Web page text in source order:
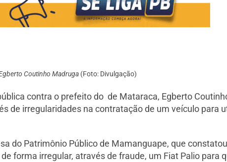
Coutinho Madruga (Foto: Divulgação)
contra o prefeito do de Mataraca, Egberto
de irregularidades na contratação de um veículo para
do Patrimônio Público de Mamanguape, que
forma irregular, através de fraude, um Fiat Palio para